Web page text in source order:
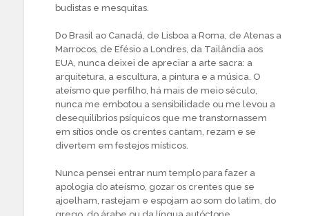
budistas e mesquitas.
Do Brasil ao Canadá, de Lisboa a Roma, de Atenas a
Marrocos, de Efésio a Londres, da Tailândia aos
EUA, nunca deixei de apreciar a arte sacra: a
arquitetura, a escultura, a pintura e a música. O
ateísmo que perfilho, há mais de meio século,
nunca me embotou a sensibilidade ou me levou a
desequilíbrios psíquicos que me transtornassem
em sítios onde os crentes cantam, rezam e se
divertem em festejos místicos.
Nunca pensei entrar num templo para fazer a
apologia do ateísmo, gozar os crentes que se
ajoelham, rastejam e espojam ao som do latim, do